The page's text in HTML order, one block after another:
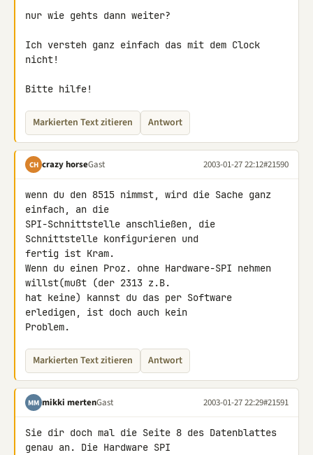
nur wie gehts dann weiter?
Ich versteh ganz einfach das mit dem Clock
nicht!
Bitte hilfe!
Markierten Text zitieren Antwort
CH crazy horseGast 2003-01-27 22:12#21590
wenn du den 8515 nimmst, wird die Sache ganz
einfach, an die
SPI-Schnittstelle anschließen, die
Schnittstelle konfigurieren und
fertig ist Kram.
Wenn du einen Proz. ohne Hardware-SPI nehmen
willst(mußt (der 2313 z.B.
hat keine) kannst du das per Software
erledigen, ist doch auch kein
Problem.
Markierten Text zitieren Antwort
MM mikki mertenGast 2003-01-27 22:29#21591
Sie dir doch mal die Seite 8 des Datenblattes
genau an. Die Hardware SPI